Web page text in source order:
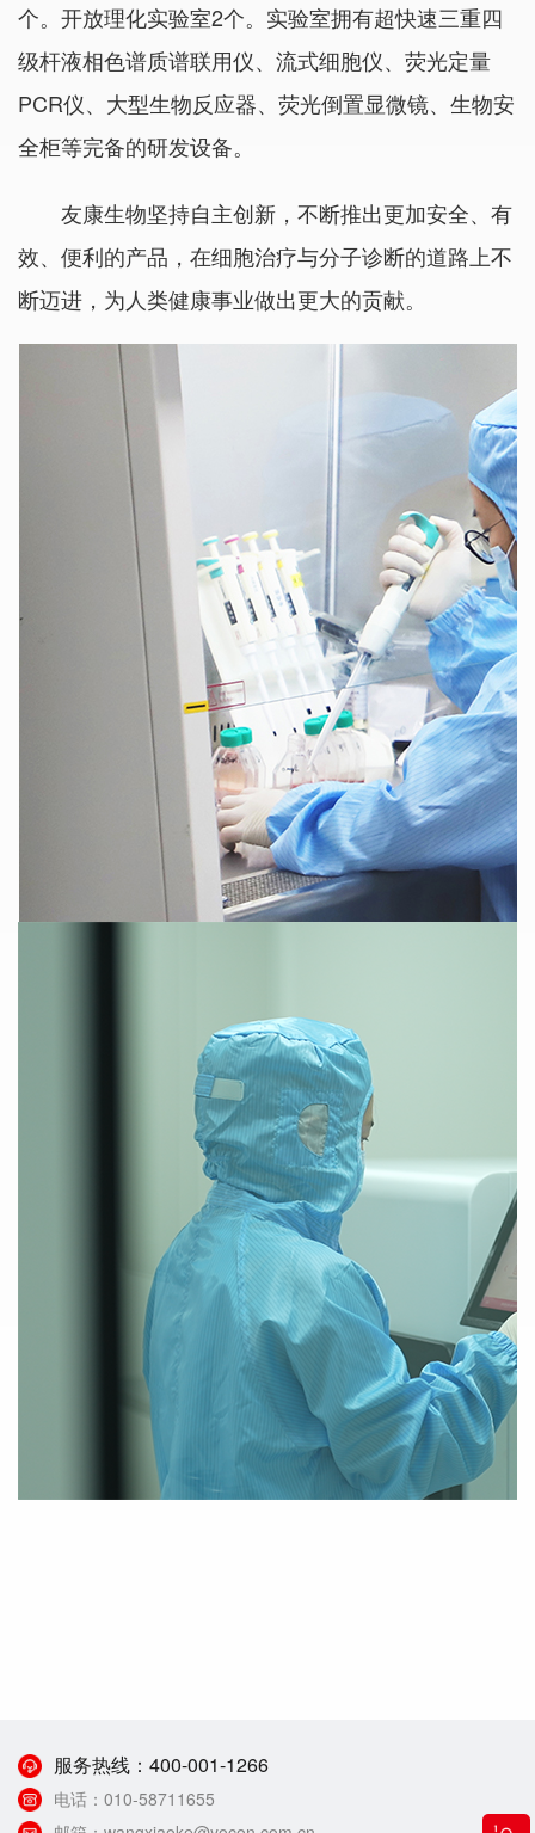
个。开放理化实验室2个。实验室拥有超快速三重四
级杆液相色谱质谱联用仪、流式细胞仪、荧光定量
PCR仪、大型生物反应器、荧光倒置显微镜、生物安
全柜等完备的研发设备。
友康生物坚持自主创新，不断推出更加安全、有
效、便利的产品，在细胞治疗与分子诊断的道路上不
断迈进，为人类健康事业做出更大的贡献。
服务热线： 400-001-1266
电话： 010-58711655